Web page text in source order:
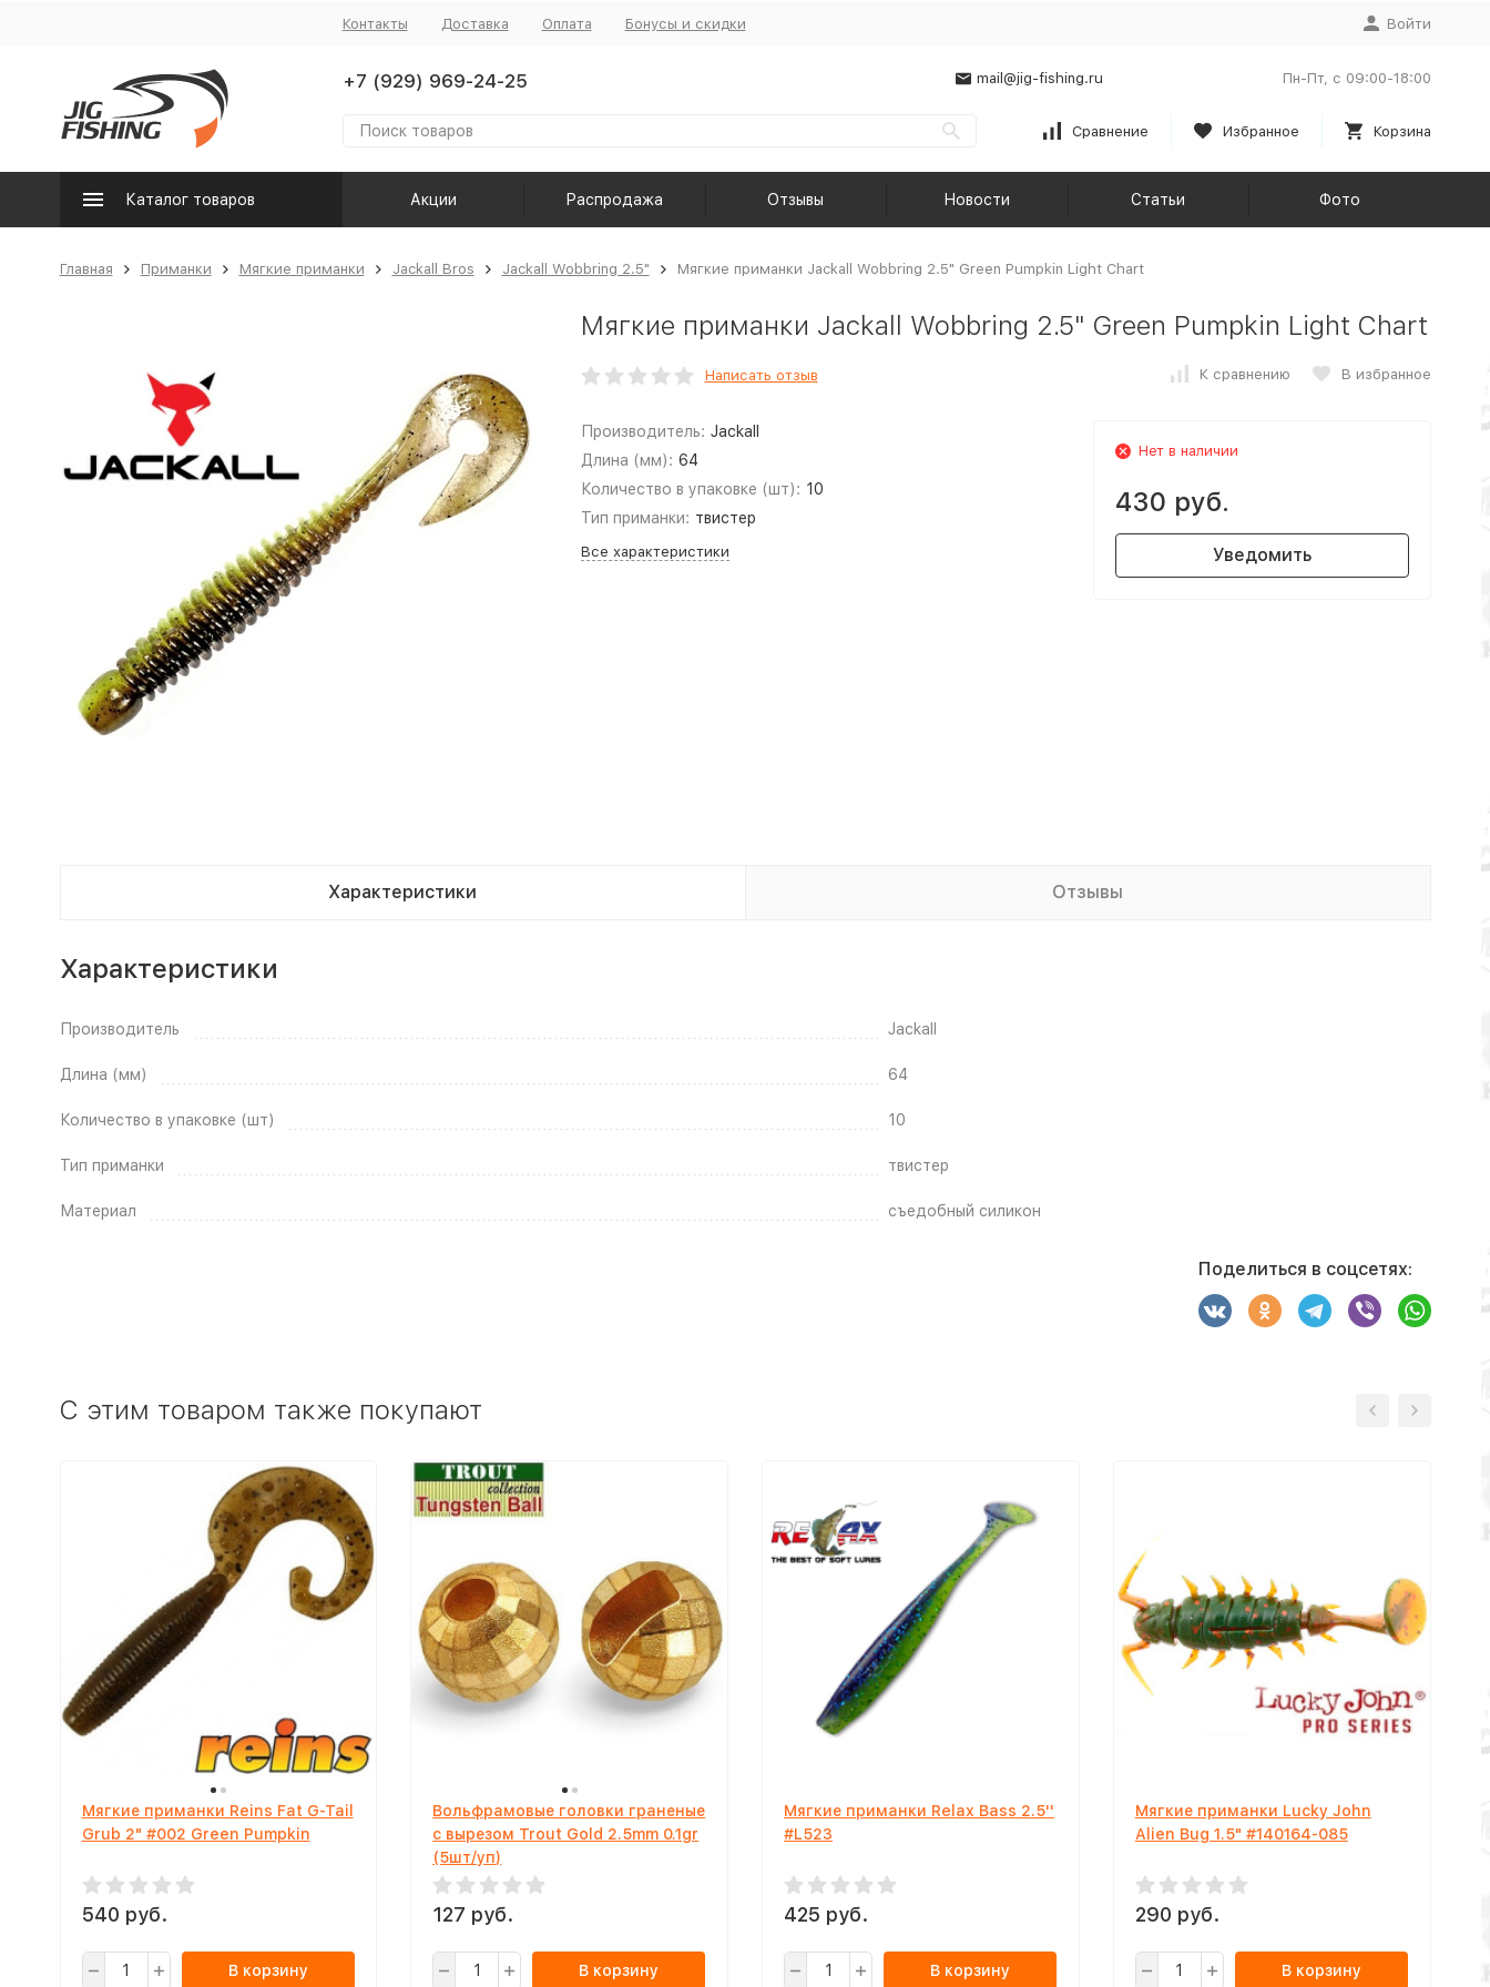
Контакты Доставка Оплата Бонусы и скидки Войти
+7 (929) 969-24-25 mail@jig-fishing.ru Пн-Пт, с 09:00-18:00
Сравнение Избранное Корзина
Каталог товаров Акции Распродажа Отзывы Новости Статьи Фото
Главная Приманки Мягкие приманки Jackall Bros Jackall Wobbring 2.5" Мягкие приманки Jackall Wobbring 2.5" Green Pumpkin Light Chart
Мягкие приманки Jackall Wobbring 2.5" Green Pumpkin Light Chart
Написать отзыв К сравнению В избранное
Производитель: Jackall
Длина (мм): 64
Количество в упаковке (шт): 10
Тип приманки: твистер
Все характеристики
Нет в наличии
430 руб.
Уведомить
Характеристики Отзывы
Характеристики
Производитель Jackall
Длина (мм) 64
Количество в упаковке (шт) 10
Тип приманки твистер
Материал съедобный силикон
Поделиться в соцсетях:
C этим товаром также покупают
Мягкие приманки Reins Fat G-Tail
Grub 2" #002 Green Pumpkin
540 руб.
В корзину
Вольфрамовые головки граненые
с вырезом Trout Gold 2.5mm 0.1gr
(5шт/уп)
127 руб.
В корзину
Мягкие приманки Relax Bass 2.5''
#L523
425 руб.
В корзину
Мягкие приманки Lucky John
Alien Bug 1.5" #140164-085
290 руб.
В корзину